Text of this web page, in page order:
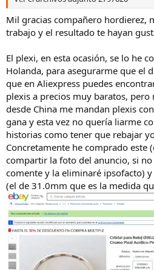
Mil gracias compañero hordierez,
trabajo y el resultado te hayan
El plexi, en esta ocasión, se lo he
Holanda, para asegurarme que el
que en Aliexpress puedes
plexis a precios muy baratos, pero
desde China me mandan plexis
gana y esta vez no quería liarme
historias como tener que rebajar
Concretamente he comprado este
compartir la foto del anuncio, si
comente y la eliminaré ipsofacto)
(el de 31.0mm que es la medida